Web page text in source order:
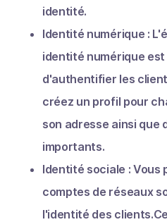
identité.
Identité numérique :
identité numérique
d'authentifier les
créez un profil pour
son adresse ainsi que
importants.
Identité sociale : Vous
comptes de réseaux
l'identité des